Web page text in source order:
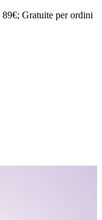
89€; Gratuite perordini